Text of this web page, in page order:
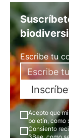
Escribe tu
Acepto que
boletín, como
Consiento